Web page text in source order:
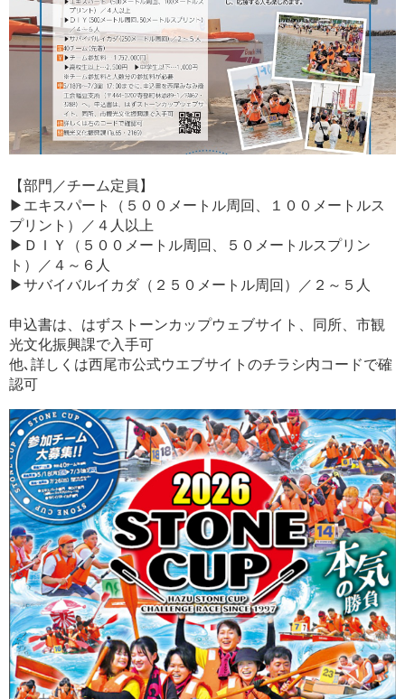
【部門／チーム定員】
▶エキスパート（５００メートル周回、１００メートルス
プリント）／４人以上
▶ＤＩＹ（５００メートル周回、５０メートルスプリン
ト）／４～６人
▶サバイバルイカダ（２５０メートル周回）／２～５人
申込書は、はずストーンカップウェブサイト、同所、市観
光文化振興課で入手可
他､詳しくは西尾市公式ウエブサイトのチラシ内コードで確
認可